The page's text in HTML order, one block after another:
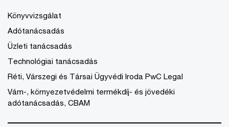
Könyvvizsgálat
Adótanácsadás
Üzleti tanácsadás
Technológiai tanácsadás
Réti, Várszegi és Társai Ügyvédi Iroda PwC Legal
Vám-, környezetvédelmi termékdíj- és jövedéki
adótanácsadás, CBAM